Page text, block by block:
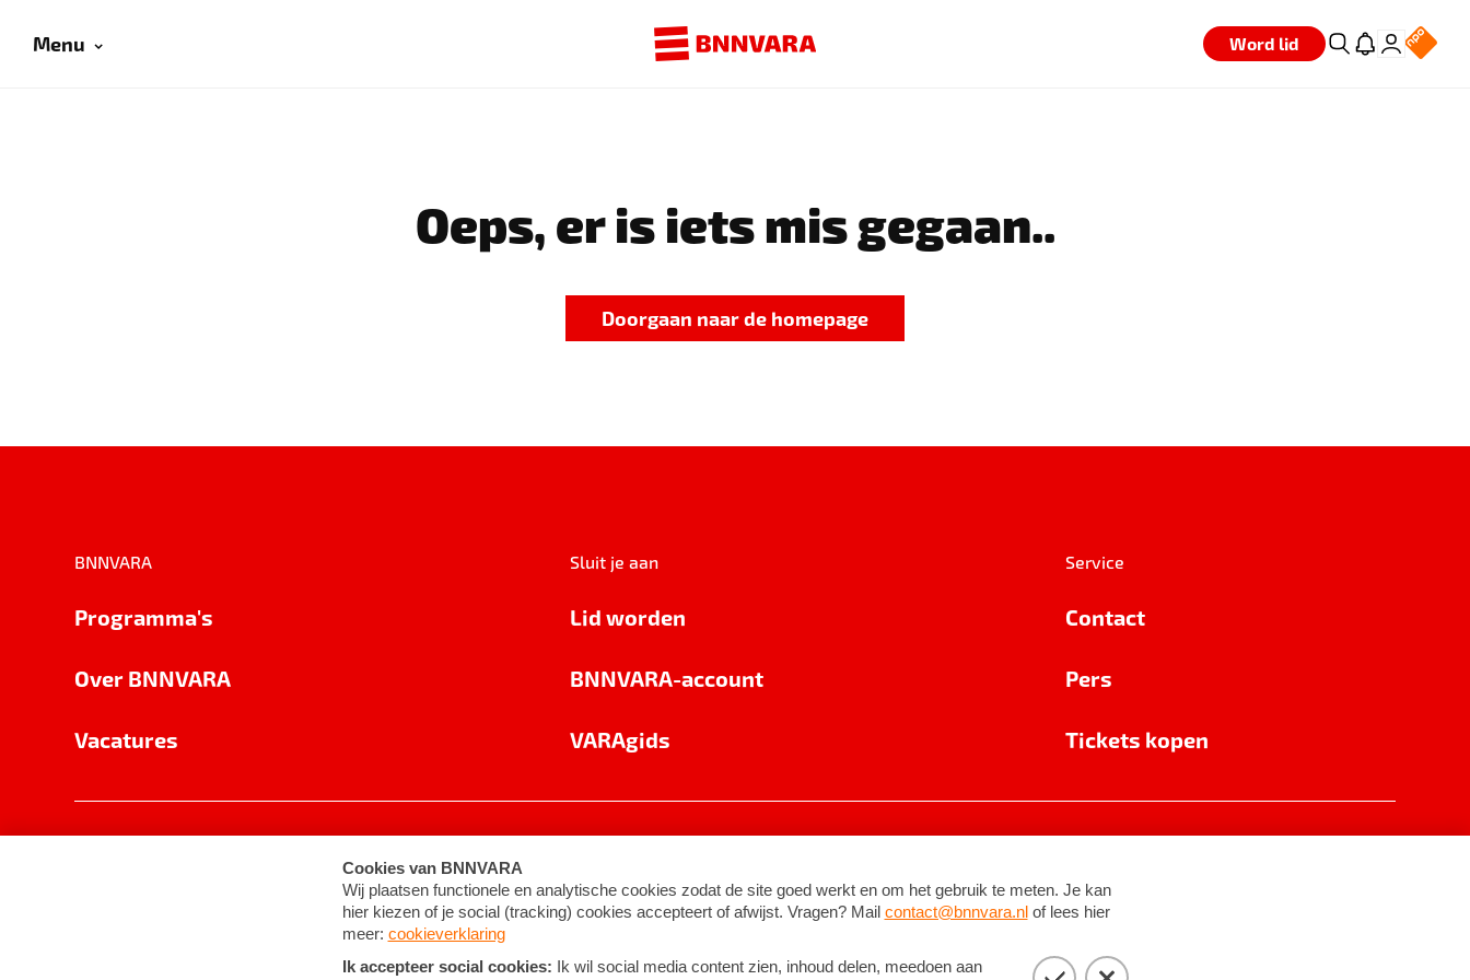
Menu Word lid
Oeps, er is iets mis gegaan..
Doorgaan naar de homepage
BNNVARA
Programma's
Over BNNVARA
Vacatures
Sluit je aan
Lid worden
BNNVARA-account
VARAgids
Service
Contact
Pers
Tickets kopen
Cookie-instellingen Algemene voorwaarden ©2026BNNVARA